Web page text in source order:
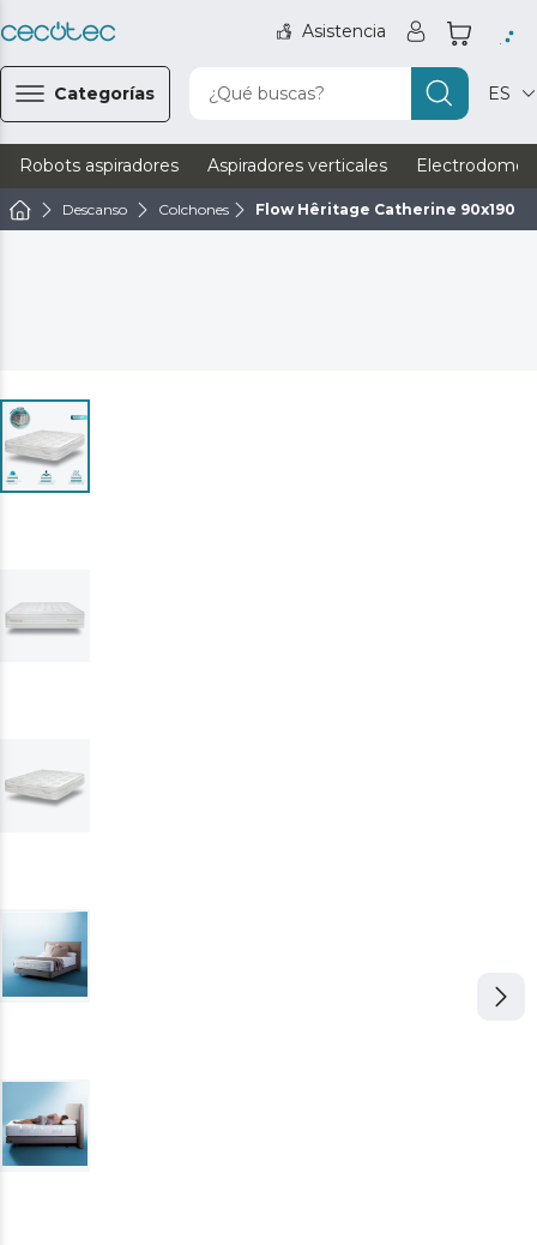
Asistencia
Categorías ¿Qué buscas? ES
Robots aspiradores Aspiradores verticales
Descanso Colchones Flow Hêritage Catherine 90x190